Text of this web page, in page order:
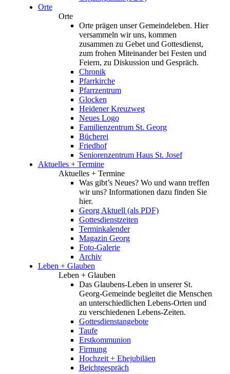
Orte
Orte
Orte prägen unser Gemeindeleben. Hier
versammeln wir uns, kommen
zusammen zu Gebet und Gottesdienst,
zum frohen Miteinander bei Festen und
Feiern, zu Diskussion und Gespräch.
Chronik
Pfarrkirche
Pfarrzentrum
Glocken
Heidener Kreuzweg
Neues Logo
Familienzentrum St. Georg
Bücherei
Friedhof
Seniorenzentrum Haus St. Josef
Aktuelles + Termine
Aktuelles + Termine
Was gibt’s Neues? Wo und wann treffen
wir uns? Informationen dazu finden Sie
hier.
Georg Aktuell (als PDF)
Gottesdienstzeiten
Terminkalender
Magazin Georg
Foto-Galerie
Archiv
Leben + Glauben
Leben + Glauben
Das Glaubens-Leben in unserer St.
Georg-Gemeinde begleitet die Menschen
an unterschiedlichen Lebens-Orten und
zu verschiedenen Lebens-Zeiten.
Gottesdienstangebote
Taufe
Erstkommunion
Firmung
Hochzeit + Ehejubiläen
Beichtgespräch